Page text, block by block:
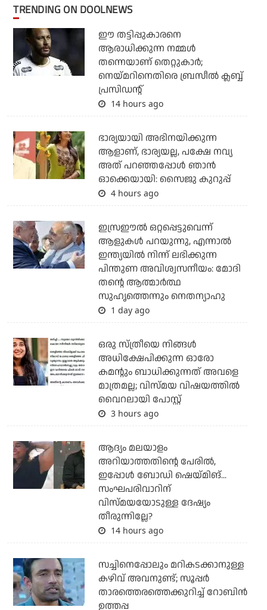
TRENDING ON DOOLNEWS
ഈ തട്ടിപ്പുകാരനെ
ആരാധിക്കുന്ന നമ്മള്‍
തന്നെയാണ് തെറ്റുകാര്‍;
നെയ്മറിനെതിരെ ബ്രസീല്‍ ക്ലബ്ബ്
പ്രസിഡന്റ്
14 hours ago
ഭാര്യയായി അഭിനയിക്കുന്ന
ആളാണ്, ഭാര്യയല്ല, പക്ഷേ നവ്യ
അത് പറഞ്ഞപ്പോള്‍ ഞാന്‍
ഓക്കെയായി: സൈജു കുറുപ്പ്
4 hours ago
ഇസ്രഈല്‍ ഒറ്റപ്പെട്ടുവെന്ന്
ആളുകള്‍ പറയുന്നു, എന്നാല്‍
ഇന്ത്യയില്‍ നിന്ന് ലഭിക്കുന്ന
പിന്തുണ അവിശ്വസനീയം: മോദി
തന്റെ ആത്മാര്‍ത്ഥ
സുഹൃത്തെന്നും നെതന്യാഹു
1 day ago
ഒരു സ്ത്രീയെ നിങ്ങള്‍
അധിക്ഷേപിക്കുന്ന ഓരോ
കമന്റും ബാധിക്കുന്നത് അവളെ
മാത്രമല്ല; വിസ്മയ വിഷയത്തില്‍
വൈറലായി പോസ്റ്റ്
3 hours ago
ആദ്യം മലയാളം
അറിയാത്തതിന്റെ പേരില്‍,
ഇപ്പോള്‍ ബോഡി ഷെയ്മിങ്...
സംഘപരിവാറിന്
വിസ്മയയോടുള്ള ദേഷ്യം
തീരുന്നില്ലേ?
14 hours ago
സച്ചിനെപ്പോലും മറികടക്കാനുള്ള
കഴിവ് അവനുണ്ട്; സൂപ്പര്‍
താരത്തെരത്തെക്കുറിച്ച് റോബിന്‍
ഉത്തപ്പ